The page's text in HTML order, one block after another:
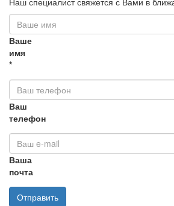
Ваше
имя
*
Ваш
телефон
Ваша
почта
Отправить